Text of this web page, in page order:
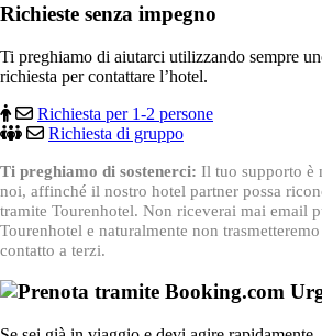
Richieste senza impegno
Ti preghiamo di aiutarci utilizzando sempre
richiesta per contattare l’hotel.
Richiesta per 1-2 persone
Richiesta di gruppo
Ti preghiamo di sostenerci: Il tuo supporto è
noi, affinché il nostro hotel partner possa
tramite Tourenhotel. Non riceverai mai email
Tourenhotel e naturalmente non
contatto a terzi.